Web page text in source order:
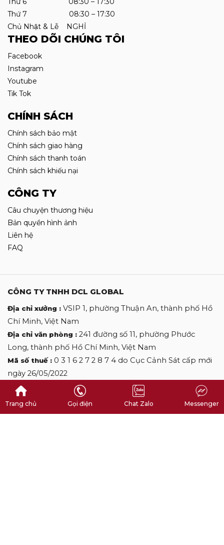
Thứ 7 08:30 – 17:30
Chủ Nhật & Lễ NGHỈ
THEO DÕI CHÚNG TÔI
Facebook
Instagram
Youtube
Tik Tok
CHÍNH SÁCH
Chính sách bảo mật
Chính sách giao hàng
Chính sách thanh toán
Chính sách khiếu nại
CÔNG TY
Câu chuyện thương hiệu
Bản quyền hình ảnh
Liên hệ
FAQ
CÔNG TY TNHH DCL GLOBAL
Địa chỉ xưởng : VSIP 1, phường Thuận An, thành phố Hồ
Chí Minh, Việt Nam
Địa chỉ văn phòng : 241 đường số 11, phường Phước
Long, thành phố Hồ Chí Minh, Việt Nam
Mã số thuế : 0 3 1 6 2 7 2 8 7 4 do Cục Cảnh Sát cấp mới
ngày 26/05/2022
Hotline : 0 9 0 9 0 9 2 7 0 6
Email : desclothinglabels@gmail.com
Trang chủ Gọi điện Chat Zalo Messenger